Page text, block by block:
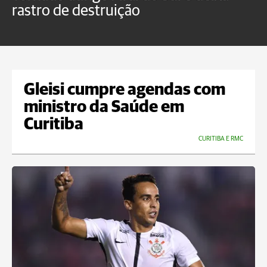
rastro de destruição
Gleisi cumpre agendas com
ministro da Saúde em
Curitiba
CURITIBA E RMC